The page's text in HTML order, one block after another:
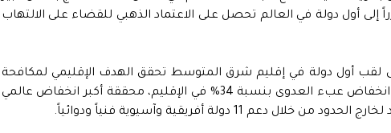
إلى أول دولة في العالم تحصل على الاعتماد الذهبي للقضاء على الالتهاب
لقب أول دولة في إقليم شرق المتوسط تحقق الهدف الإقليمي لمكافحة
الالتهاب الكبدي بي، وساهمت جهودها في انخفاض عبء العدوى بنسبة 34% في الإقليم، محققة أكبر انخفاض عالمي